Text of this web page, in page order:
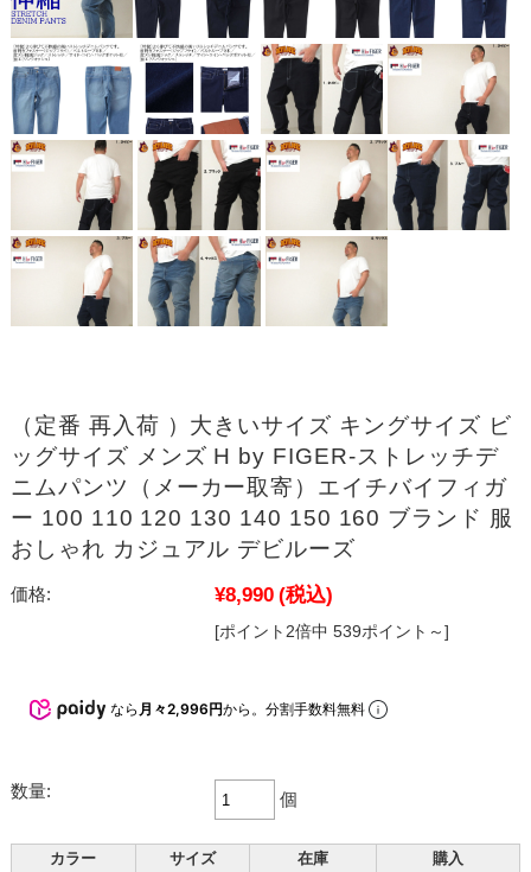
（定番 再入荷 ）大きいサイズ キングサイズ ビ
ッグサイズ メンズ H by FIGER-ストレッチデ
ニムパンツ（メーカー取寄）エイチバイフィガ
ー 100 110 120 130 140 150 160 ブランド 服
おしゃれ カジュアル デビルーズ
価格: ¥8,990 (税込)
[ポイント2倍中 539ポイント～]
なら 月々2,996円から。分割手数料無料
数量: 個
カラー サイズ 在庫 購入